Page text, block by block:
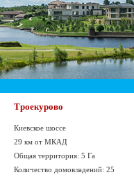
Троекурово
Киевское шоссе
29 км от МКАД
Общая территория: 5 Га
Количество домовладений: 25